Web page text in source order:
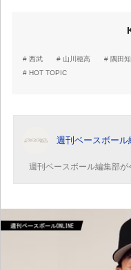
西武 山川穂高 隅田
HOT TOPIC
週刊ベースボール
週刊ベースボール編集部